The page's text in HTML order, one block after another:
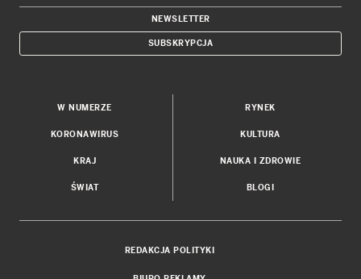
NEWSLETTER
SUBSKRYPCJA
W NUMERZE
KORONAWIRUS
KRAJ
ŚWIAT
RYNEK
KULTURA
NAUKA I ZDROWIE
BLOGI
REDAKCJA POLITYKI